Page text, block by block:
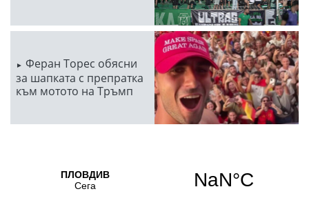
Феран Торес обясни
за шапката с препратка
към мотото на Тръмп